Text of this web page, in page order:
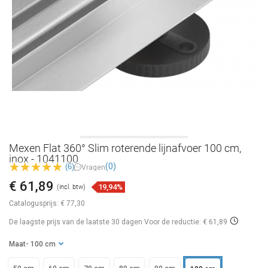
Mexen Flat 360° Slim roterende lijnafvoer 100 cm,
inox - 1041100
(6) Vragen(0)
Catalogusprijs: € 77,30
€ 61,89 (incl. btw) 19,94%
De laagste prijs van de laatste 30 dagen Voor de reductie: € 61,89
Maat - 100 cm